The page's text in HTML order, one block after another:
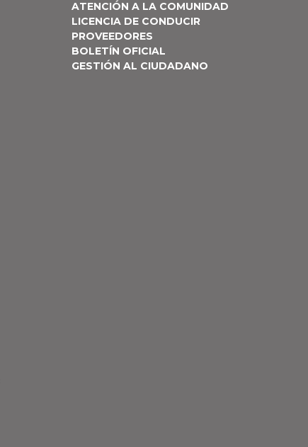
ATENCIÓN A LA COMUNIDAD
LICENCIA DE CONDUCIR
PROVEEDORES
BOLETÍN OFICIAL
GESTIÓN AL CIUDADANO